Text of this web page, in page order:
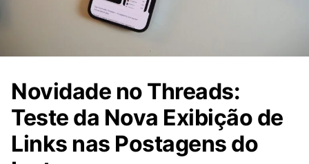
Novidade no Threads:
Teste da Nova Exibição de
Links nas Postagens do